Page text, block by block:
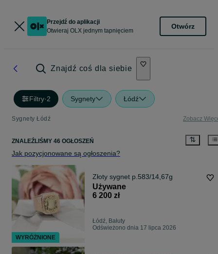
Przejdź do aplikacji
Otwieraj OLX jednym tapnięciem
Otwórz
Znajdź coś dla siebie
Filtry·2 Sygnety Łódź
Sygnety Łódź Zobacz
ZNALEŹLIŚMY 46 OGŁOSZEŃ
Jak pozycjonowane są ogłoszenia?
Złoty sygnet p.583/14,67g
Używane
6 200 zł
Łódź, Bałuty
Odświeżono dnia 17 lipca 2026
WYRÓŻNIONE